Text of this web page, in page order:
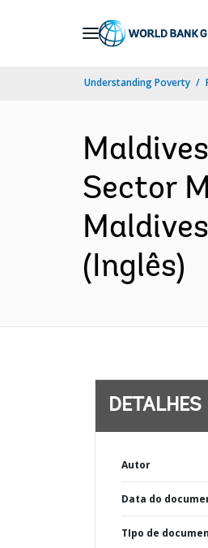
Understanding Poverty
Sector
(Inglês)
DETALHES
Autor
Data do
TIpo de